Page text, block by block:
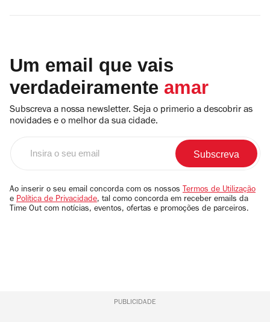
Um email que vais
verdadeiramente amar
Subscreva a nossa newsletter. Seja o primerio a descobrir as
novidades e o melhor da sua cidade.
email
Ao inserir o seu email concorda com os nossos Termos de Utilização
e Política de Privacidade, tal como concorda em receber emails da
Time Out com notícias, eventos, ofertas e promoções de parceiros.
PUBLICIDADE